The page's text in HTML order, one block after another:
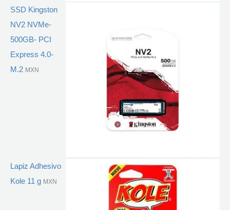
SSD Kingston
NV2 NVMe-
500GB- PCI
Express 4.0-
M.2 MXN
Lapiz Adhesivo
Kole 11 g MXN